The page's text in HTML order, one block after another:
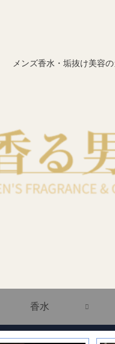
メンズ香水・垢抜け美容
香水